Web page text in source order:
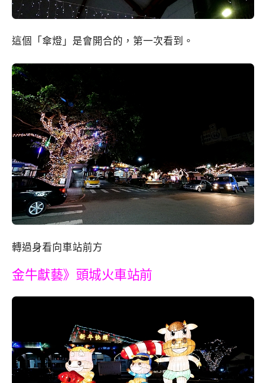
這個「傘燈」是會開合的，第一次看到。
轉過身看向車站前方
金牛獻藝》頭城火車站前